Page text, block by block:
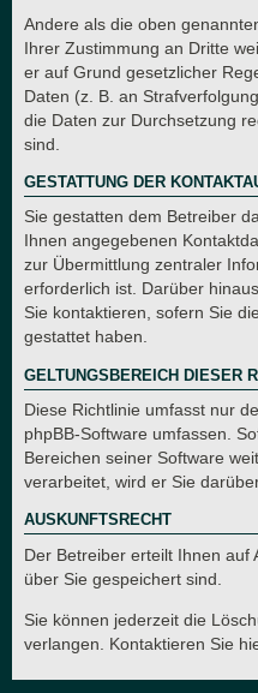
Andere als die oben
Ihrer Zustimmung an Dritte
er auf Grund gesetzlicher
Daten (z. B. an
die Daten zur Durchsetzung
sind.
GESTATTUNG DER
Sie gestatten dem Betreiber
Ihnen angegebenen
zur Übermittlung zentraler
erforderlich ist. Darüber
Sie kontaktieren, sofern Sie
gestattet haben.
GELTUNGSBEREICH DIESER
Diese Richtlinie umfasst nur
phpBB-Software umfassen.
Bereichen seiner Software
verarbeitet, wird er Sie
AUSKUNFTSRECHT
Der Betreiber erteilt Ihnen auf
über Sie gespeichert sind.
Sie können jederzeit die
verlangen. Kontaktieren Sie